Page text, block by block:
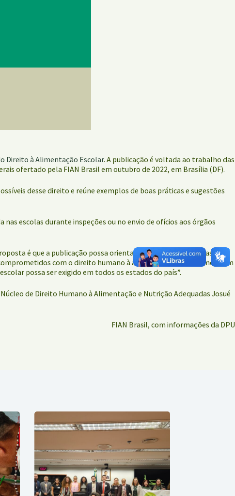
Direito à Alimentação Escolar. A publicação é voltada ao trabalho das
ofertado pela FIAN Brasil em outubro de 2022, em Brasília (DF).
desse direito e reúne exemplos de boas práticas e sugestões
escolas durante inspeções ou no envio de ofícios aos órgãos
é que a publicação possa orientar o trabalho não apenas de
com o direito humano à alimentação. “Esperamos com
possa ser exigido em todos os estados do país”.
de Direito Humano à Alimentação e Nutrição Adequadas Josué
FIAN Brasil, com informações da DPU